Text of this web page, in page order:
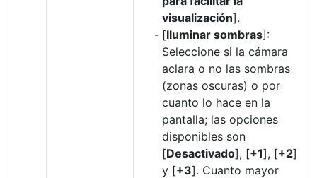
visualización].
[Iluminar sombras]:
Seleccione si la cámara
aclara o no las sombras
(zonas oscuras) o por
cuanto lo hace en la
pantalla; las opciones
disponibles son
[Desactivado], [+1], [+2]
y [+3]. Cuanto mayor